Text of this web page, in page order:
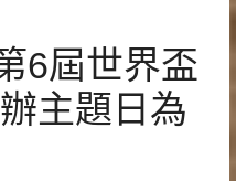
6屆世界盃
主題日為